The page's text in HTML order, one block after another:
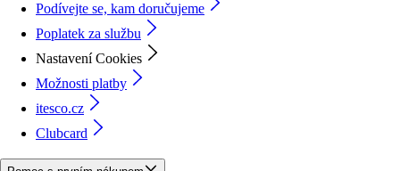
Podívejte se, kam doručujeme
Poplatek za službu
Nastavení Cookies
Možnosti platby
itesco.cz
Clubcard